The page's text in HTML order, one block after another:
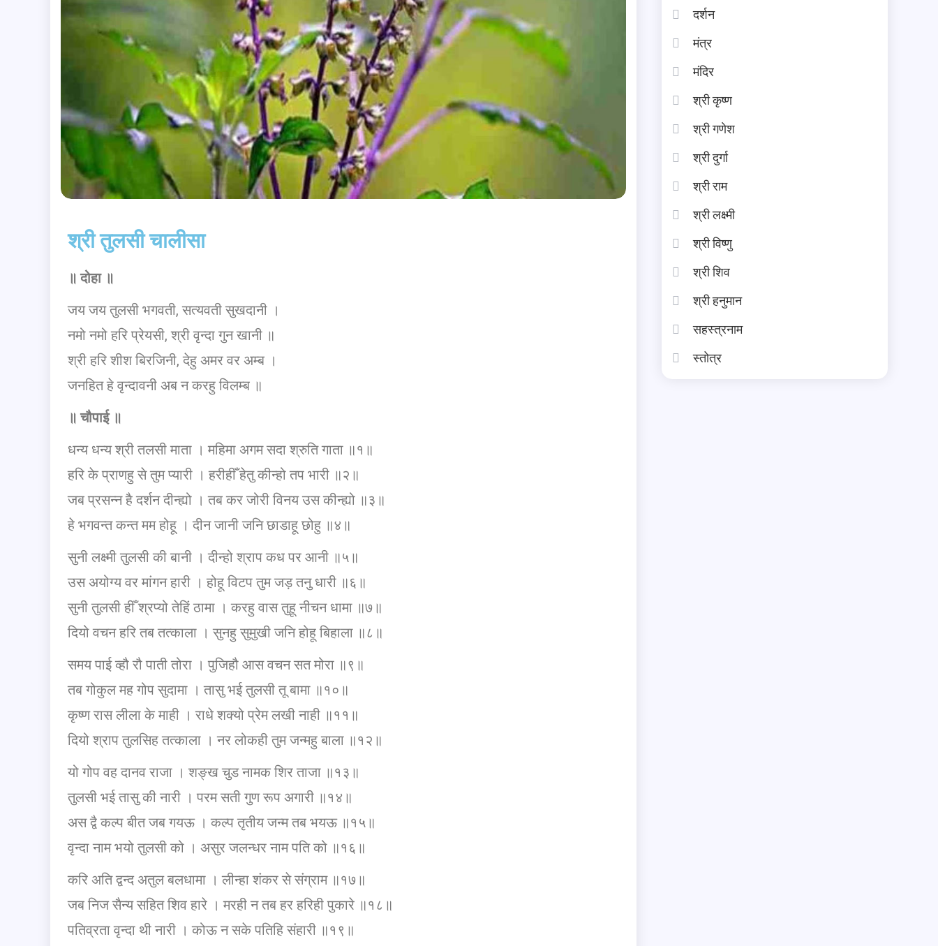
श्री तुलसी चालीसा
॥ दोहा ॥
जय जय तुलसी भगवती, सत्यवती सुखदानी ।
नमो नमो हरि प्रेयसी, श्री वृन्दा गुन खानी ॥
श्री हरि शीश बिरजिनी, देहु अमर वर अम्ब ।
जनहित हे वृन्दावनी अब न करहु विलम्ब ॥
॥ चौपाई ॥
धन्य धन्य श्री तलसी माता । महिमा अगम सदा श्रुति गाता ॥१॥
हरि के प्राणहु से तुम प्यारी । हरीहीँ हेतु कीन्हो तप भारी ॥२॥
जब प्रसन्न है दर्शन दीन्ह्यो । तब कर जोरी विनय उस कीन्ह्यो ॥३॥
हे भगवन्त कन्त मम होहू । दीन जानी जनि छाडाहू छोहु ॥४॥
सुनी लक्ष्मी तुलसी की बानी । दीन्हो श्राप कध पर आनी ॥५॥
उस अयोग्य वर मांगन हारी । होहू विटप तुम जड़ तनु धारी ॥६॥
सुनी तुलसी हीँ श्रप्यो तेहिं ठामा । करहु वास तुहू नीचन धामा ॥७॥
दियो वचन हरि तब तत्काला । सुनहु सुमुखी जनि होहू बिहाला ॥८॥
समय पाई व्हौ रौ पाती तोरा । पुजिहौ आस वचन सत मोरा ॥९॥
तब गोकुल मह गोप सुदामा । तासु भई तुलसी तू बामा ॥१०॥
कृष्ण रास लीला के माही । राधे शक्यो प्रेम लखी नाही ॥११॥
दियो श्राप तुलसिह तत्काला । नर लोकही तुम जन्महु बाला ॥१२॥
यो गोप वह दानव राजा । शङ्ख चुड नामक शिर ताजा ॥१३॥
तुलसी भई तासु की नारी । परम सती गुण रूप अगारी ॥१४॥
अस द्वै कल्प बीत जब गयऊ । कल्प तृतीय जन्म तब भयऊ ॥१५॥
वृन्दा नाम भयो तुलसी को । असुर जलन्धर नाम पति को ॥१६॥
करि अति द्वन्द अतुल बलधामा । लीन्हा शंकर से संग्राम ॥१७॥
जब निज सैन्य सहित शिव हारे । मरही न तब हर हरिही पुकारे ॥१८॥
पतिव्रता वृन्दा थी नारी । कोऊ न सके पतिहि संहारी ॥१९॥
दर्शन
मंत्र
मंदिर
श्री कृष्ण
श्री गणेश
श्री दुर्गा
श्री राम
श्री लक्ष्मी
श्री विष्णु
श्री शिव
श्री हनुमान
सहस्त्रनाम
स्तोत्र